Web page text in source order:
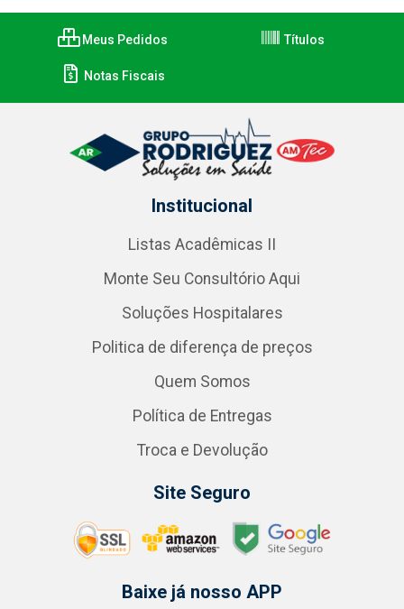
Meus Pedidos Títulos
Notas Fiscais
Institucional
Listas Acadêmicas II
Monte Seu Consultório Aqui
Soluções Hospitalares
Politica de diferença de preços
Quem Somos
Política de Entregas
Troca e Devolução
Site Seguro
Baixe já nosso APP